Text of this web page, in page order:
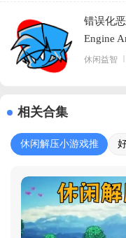
错误化
Engine
休闲益智
相关合集
休闲解压小游戏推